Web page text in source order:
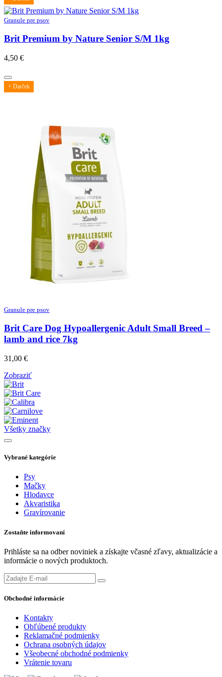
Granule pre psov
Brit Premium by Nature Senior S/M 1kg
4,50 €
+ Darček
Granule pre psov
Brit Care Dog Hypoallergenic Adult Small Breed –
lamb and rice 7kg
31,00 €
Zobraziť
Všetky značky
Vybrané kategórie
Psy
Mačky
Hlodavce
Akvaristika
Gravírovanie
Zostaňte informovaní
Prihláste sa na odber noviniek a získajte včasné zľavy, aktualizácie a
informácie o nových produktoch.
Obchodné informácie
Kontakty
Obľúbené produkty
Reklamačné podmienky
Ochrana osobných údajov
Všeobecné obchodné podmienky
Vrátenie tovaru